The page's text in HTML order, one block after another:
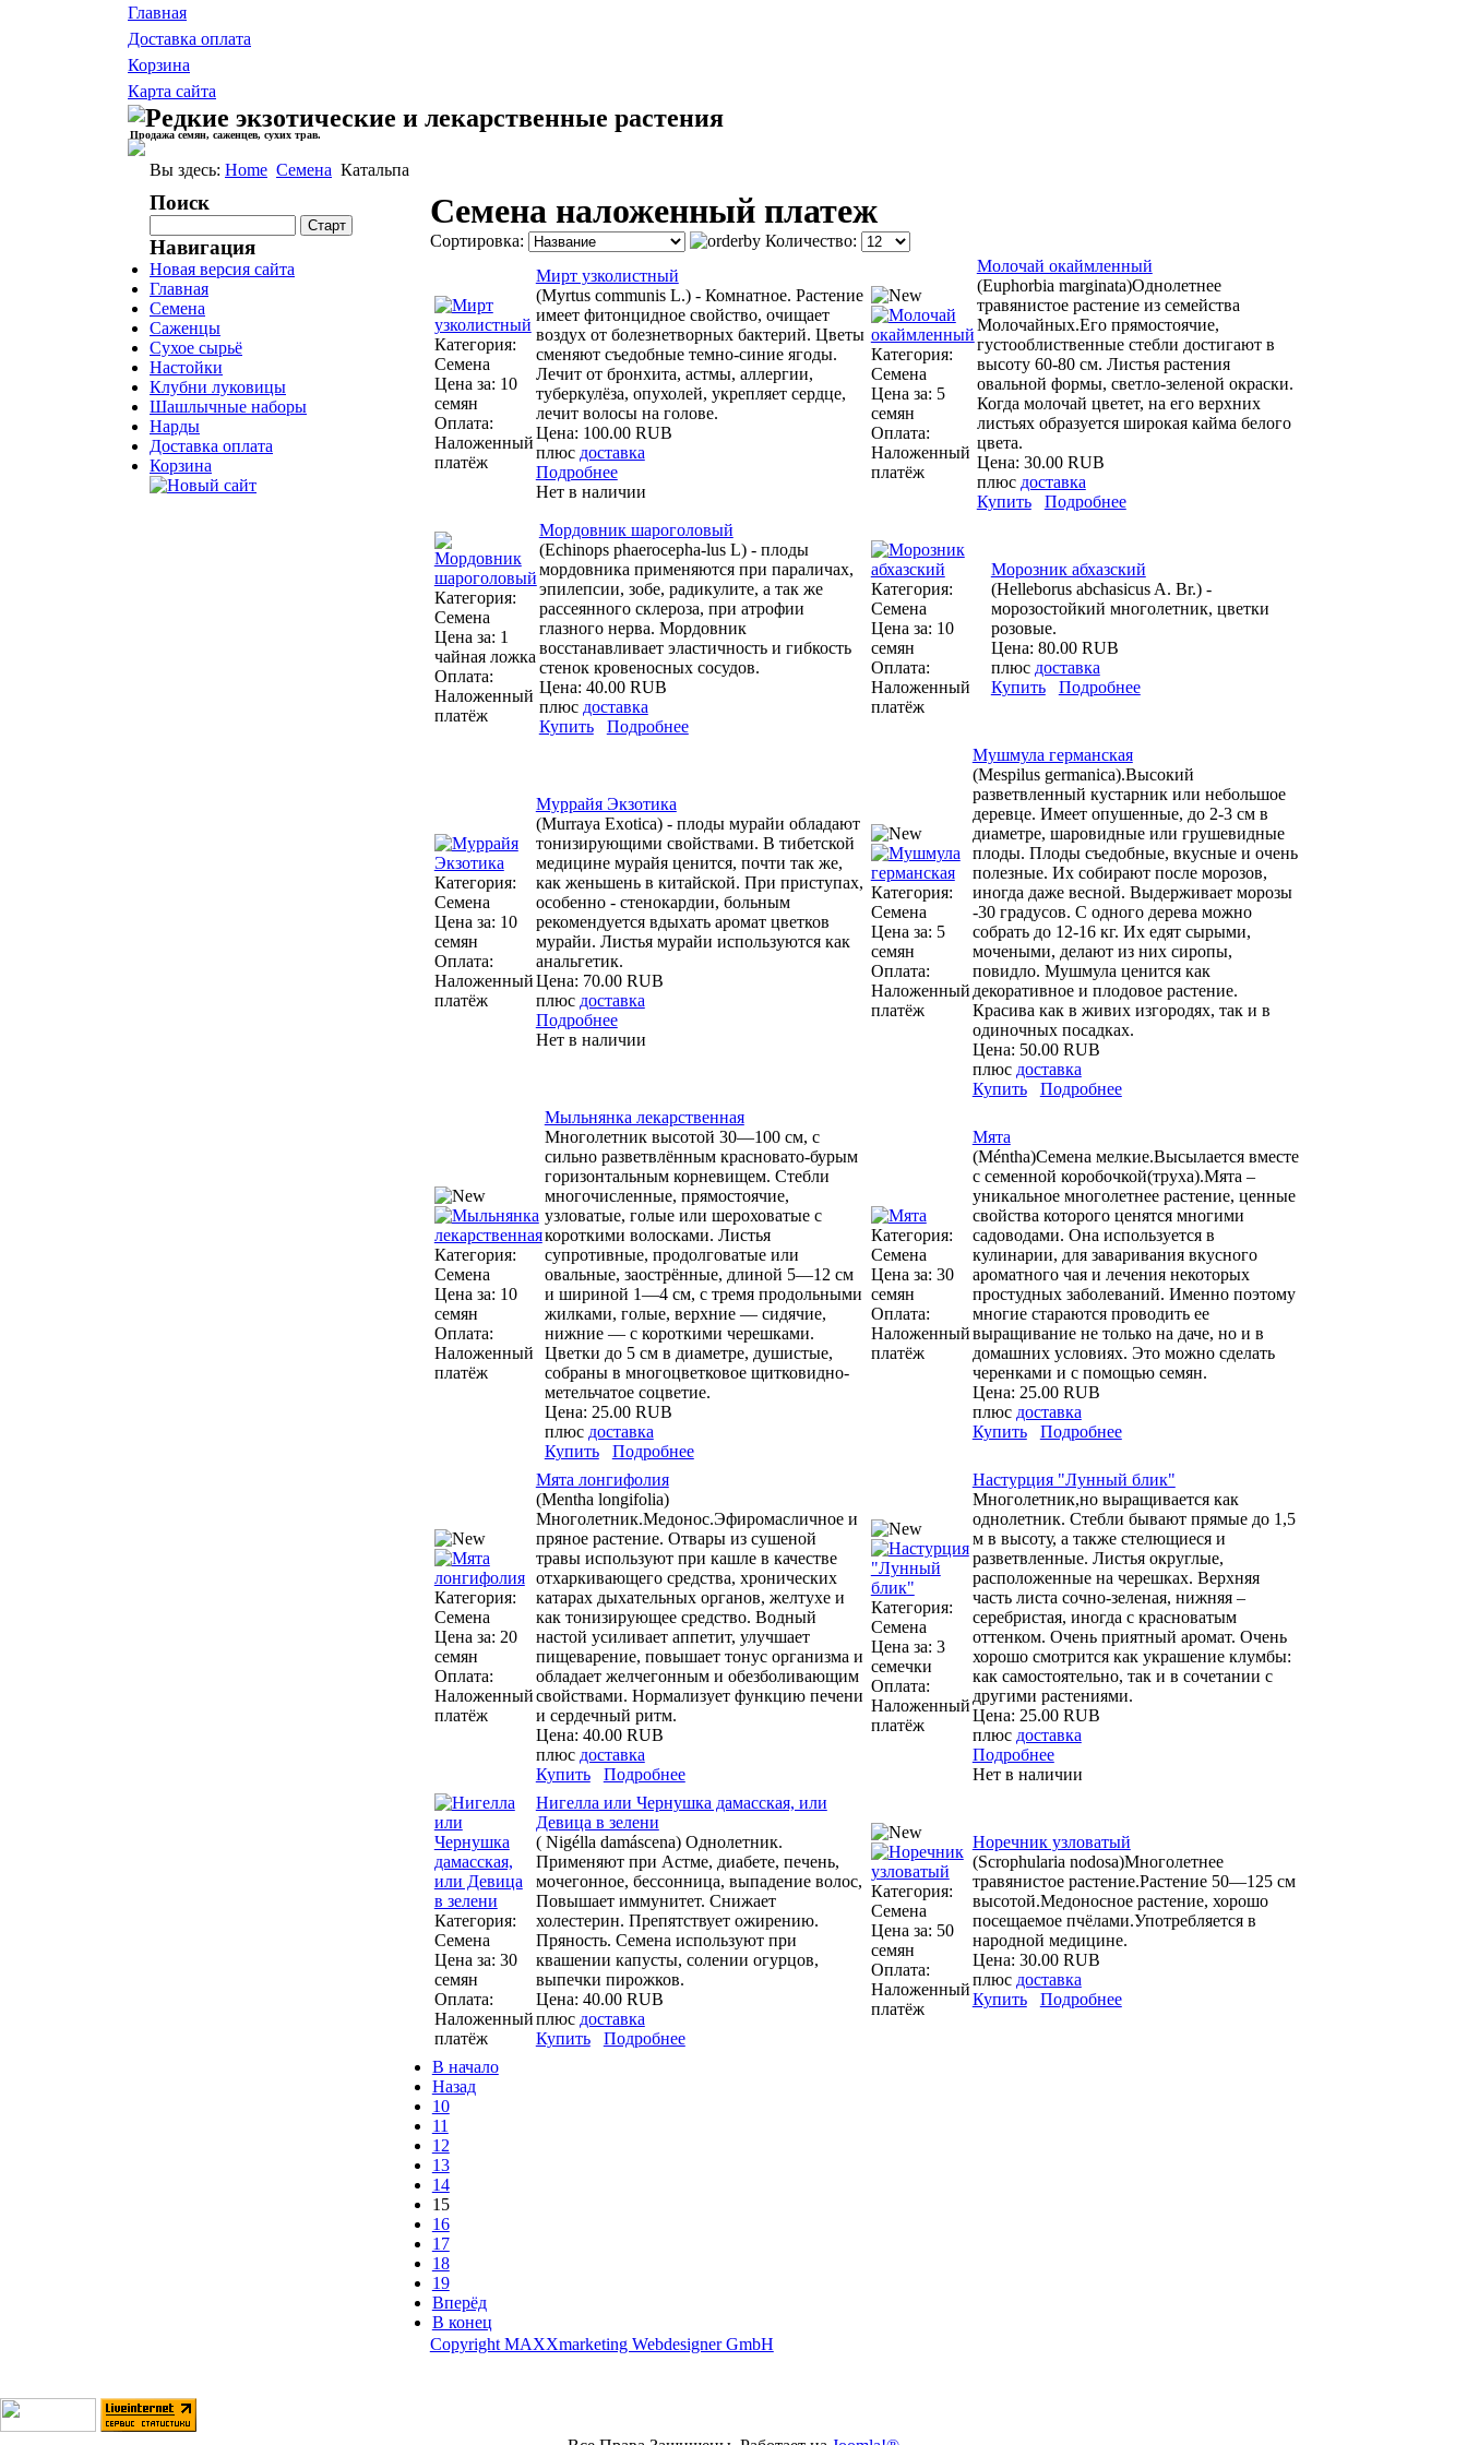
Главная
Доставка оплата
Корзина
Карта сайта
Продажа семян, саженцев, сухих трав.
Вы здесь: Home Семена Катальпа
Поиск
Навигация
Новая версия сайта
Главная
Семена
Саженцы
Сухое сырьё
Настойки
Клубни луковицы
Шашлычные наборы
Нарды
Доставка оплата
Корзина
Cемена наложенный платеж
Сортировка: Количество:
Категория:
Семена
Цена за: 10
семян
Оплата:
Наложенный
платёж
Мирт узколистный
(Myrtus communis L.) - Комнатное. Растение
имеет фитонцидное свойство, очищает
воздух от болезнетворных бактерий. Цветы
сменяют съедобные темно-синие ягоды.
Лечит от бронхита, астмы, аллергии,
туберкулёза, опухолей, укрепляет сердце,
лечит волосы на голове.
Цена: 100.00 RUB
плюс доставка
Подробнее
Нет в наличии
Категория:
Семена
Цена за: 5
семян
Оплата:
Наложенный
платёж
Молочай окаймленный
(Euphorbia marginata)Однолетнее
травянистое растение из семейства
Молочайных.Его прямостоячие,
густооблиственные стебли достигают в
высоту 60-80 см. Листья растения
овальной формы, светло-зеленой окраски.
Когда молочай цветет, на его верхних
листьях образуется широкая кайма белого
цвета.
Цена: 30.00 RUB
плюс доставка
Купить
Подробнее
Категория:
Семена
Цена за: 1
чайная ложка
Оплата:
Наложенный
платёж
Мордовник шароголовый
(Echinops phaerocepha-lus L) - плоды
мордовника применяются при параличах,
эпилепсии, зобе, радикулите, а так же
рассеянного склероза, при атрофии
глазного нерва. Мордовник
восстанавливает эластичность и гибкость
стенок кровеносных сосудов.
Цена: 40.00 RUB
плюс доставка
Купить
Подробнее
Категория:
Семена
Цена за: 10
семян
Оплата:
Наложенный
платёж
Морозник абхазский
(Helleborus abchasicus A. Br.) -
морозостойкий многолетник, цветки
розовые.
Цена: 80.00 RUB
плюс доставка
Купить
Подробнее
Категория:
Семена
Цена за: 10
семян
Оплата:
Наложенный
платёж
Муррайя Экзотика
(Murraya Exotica) - плоды мурайи обладают
тонизирующими свойствами. В тибетской
медицине мурайя ценится, почти так же,
как женьшень в китайской. При приступах,
особенно - стенокардии, больным
рекомендуется вдыхать аромат цветков
мурайи. Листья мурайи используются как
анальгетик.
Цена: 70.00 RUB
плюс доставка
Подробнее
Нет в наличии
Категория:
Семена
Цена за: 5
семян
Оплата:
Наложенный
платёж
Мушмула германская
(Mespilus germanica).Высокий
разветвленный кустарник или небольшое
деревце. Имеет опушенные, до 2-3 см в
диаметре, шаровидные или грушевидные
плоды. Плоды съедобные, вкусные и очень
полезные. Их собирают после морозов,
иногда даже весной. Выдерживает морозы
-30 градусов. С одного дерева можно
собрать до 12-16 кг. Их едят сырыми,
мочеными, делают из них сиропы,
повидло. Мушмула ценится как
декоративное и плодовое растение.
Красива как в живих изгородях, так и в
одиночных посадках.
Цена: 50.00 RUB
плюс доставка
Купить
Подробнее
Категория:
Семена
Цена за: 10
семян
Оплата:
Наложенный
платёж
Мыльнянка лекарственная
Многолетник высотой 30—100 см, с
сильно разветвлённым красновато-бурым
горизонтальным корневищем. Стебли
многочисленные, прямостоячие,
узловатые, голые или шероховатые с
короткими волосками. Листья
супротивные, продолговатые или
овальные, заострённые, длиной 5—12 см
и шириной 1—4 см, с тремя продольными
жилками, голые, верхние — сидячие,
нижние — с короткими черешками.
Цветки до 5 см в диаметре, душистые,
собраны в многоцветковое щитковидно-
метельчатое соцветие.
Цена: 25.00 RUB
плюс доставка
Купить
Подробнее
Категория:
Семена
Цена за: 30
семян
Оплата:
Наложенный
платёж
Мята
(Méntha)Семена мелкие.Высылается вместе
с семенной коробочкой(труха).Мята –
уникальное многолетнее растение, ценные
свойства которого ценятся многими
садоводами. Она используется в
кулинарии, для заваривания вкусного
ароматного чая и лечения некоторых
простудных заболеваний. Именно поэтому
многие стараются проводить ее
выращивание не только на даче, но и в
домашних условиях. Это можно сделать
черенками и с помощью семян.
Цена: 25.00 RUB
плюс доставка
Купить
Подробнее
Категория:
Семена
Цена за: 20
семян
Оплата:
Наложенный
платёж
Мята лонгифолия
(Mentha longifolia)
Многолетник.Медонос.Эфиромасличное и
пряное растение. Отвары из сушеной
травы используют при кашле в качестве
отхаркивающего средства, хронических
катарах дыхательных органов, желтухе и
как тонизирующее средство. Водный
настой усиливает аппетит, улучшает
пищеварение, повышает тонус организма и
обладает желчегонным и обезболивающим
свойствами. Нормализует функцию печени
и сердечный ритм.
Цена: 40.00 RUB
плюс доставка
Купить
Подробнее
Категория:
Семена
Цена за: 3
семечки
Оплата:
Наложенный
платёж
Настурция "Лунный блик"
Многолетник,но выращивается как
однолетник. Стебли бывают прямые до 1,5
м в высоту, а также стелющиеся и
разветвленные. Листья округлые,
расположенные на черешках. Верхняя
часть листа сочно-зеленая, нижняя –
серебристая, иногда с красноватым
оттенком. Очень приятный аромат. Очень
хорошо смотрится как украшение клумбы:
как самостоятельно, так и в сочетании с
другими растениями.
Цена: 25.00 RUB
плюс доставка
Подробнее
Нет в наличии
Категория:
Семена
Цена за: 30
семян
Оплата:
Наложенный
платёж
Нигелла или Чернушка дамасская, или
Девица в зелени
( Nigélla damáscena) Однолетник.
Применяют при Астме, диабете, печень,
мочегонное, бессонница, выпадение волос,
Повышает иммунитет. Снижает
холестерин. Препятствует ожирению.
Пряность. Семена используют при
квашении капусты, солении огурцов,
выпечки пирожков.
Цена: 40.00 RUB
плюс доставка
Купить
Подробнее
Категория:
Семена
Цена за: 50
семян
Оплата:
Наложенный
платёж
Норечник узловатый
(Scrophularia nodosa)Многолетнее
травянистое растение.Растение 50—125 см
высотой.Медоносное растение, хорошо
посещаемое пчёлами.Употребляется в
народной медицине.
Цена: 30.00 RUB
плюс доставка
Купить
Подробнее
В начало
Назад
10
11
12
13
14
15
16
17
18
19
Вперёд
В конец
Copyright MAXXmarketing Webdesigner GmbH